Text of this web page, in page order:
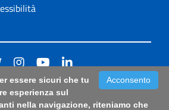
segnalazione di prima istanza per
Acconsento
essere sicuri che tu
esperienza sul
nella navigazione, riteniamo che